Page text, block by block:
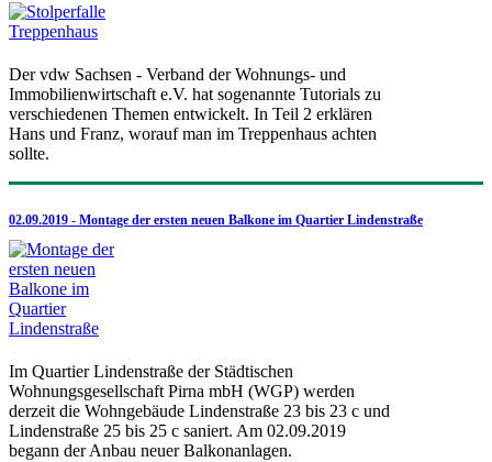
Der vdw Sachsen - Verband der Wohnungs- und
Immobilienwirtschaft e.V. hat sogenannte Tutorials zu
verschiedenen Themen entwickelt. In Teil 2 erklären
Hans und Franz, worauf man im Treppenhaus achten
sollte.
02.09.2019 - Montage der ersten neuen Balkone im Quartier Lindenstraße
Im Quartier Lindenstraße der Städtischen
Wohnungsgesellschaft Pirna mbH (WGP) werden
derzeit die Wohngebäude Lindenstraße 23 bis 23 c und
Lindenstraße 25 bis 25 c saniert. Am 02.09.2019
begann der Anbau neuer Balkonanlagen.